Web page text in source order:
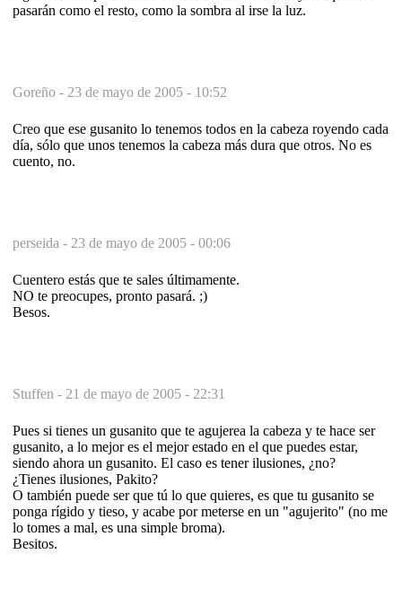
pasarán como el resto, como la sombra al irse la luz.
Goreño - 23 de mayo de 2005 - 10:52
Creo que ese gusanito lo tenemos todos en la cabeza royendo cada
día, sólo que unos tenemos la cabeza más dura que otros. No es
cuento, no.
perseida - 23 de mayo de 2005 - 00:06
Cuentero estás que te sales últimamente.
NO te preocupes, pronto pasará. ;)
Besos.
Stuffen - 21 de mayo de 2005 - 22:31
Pues si tienes un gusanito que te agujerea la cabeza y te hace ser
gusanito, a lo mejor es el mejor estado en el que puedes estar,
siendo ahora un gusanito. El caso es tener ilusiones, ¿no?
¿Tienes ilusiones, Pakito?
O también puede ser que tú lo que quieres, es que tu gusanito se
ponga rígido y tieso, y acabe por meterse en un "agujerito" (no me
lo tomes a mal, es una simple broma).
Besitos.